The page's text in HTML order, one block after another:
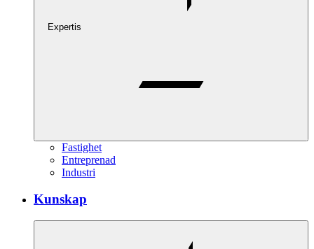
Expertis
Fastighet
Entreprenad
Industri
Kunskap